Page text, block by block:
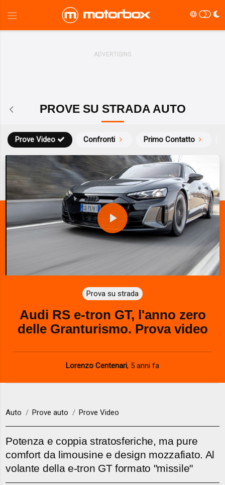
PROVE SU STRADA AUTO
Prove Video Confronti Primo Contatto
P
a
y
V
d
e
o
Prova su strada
Audi RS e-tron GT, l'anno zero
delle Granturismo. Prova video
Lorenzo Centenari, 5 anni fa
Auto Prove auto Prove Video
Potenza e coppia stratosferiche, ma pure
comfort da limousine e design mozzafiato. Al
volante della e-tron GT formato "missile"